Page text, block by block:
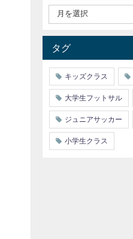
タグ
キッズクラス
大学生フットサル
ジュニアサッカー
小学生クラス